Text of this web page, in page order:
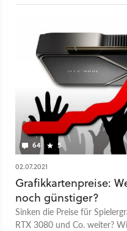
64 5
02.07.2021
Grafikkartenpreise:
noch günstiger?
Sinken die Preise für
RTX 3080 und Co. weiter?